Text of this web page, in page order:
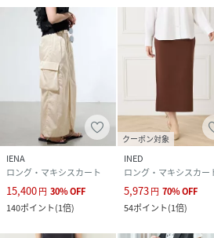
IENA
ロング・マキシスカート
15,400円 30%OFF
140ポイント(1倍)
クーポン対象
INED
ロング・マキシスカー
5,973円 70%OFF
54ポイント(1倍)